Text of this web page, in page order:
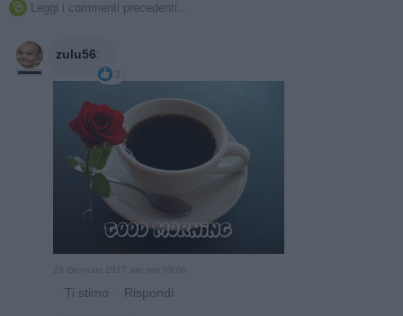
 Leggi i commenti precedenti...
zulu56:
3
29 Gennaio 2017 alle ore 09:00
· Ti stimo · Rispondi